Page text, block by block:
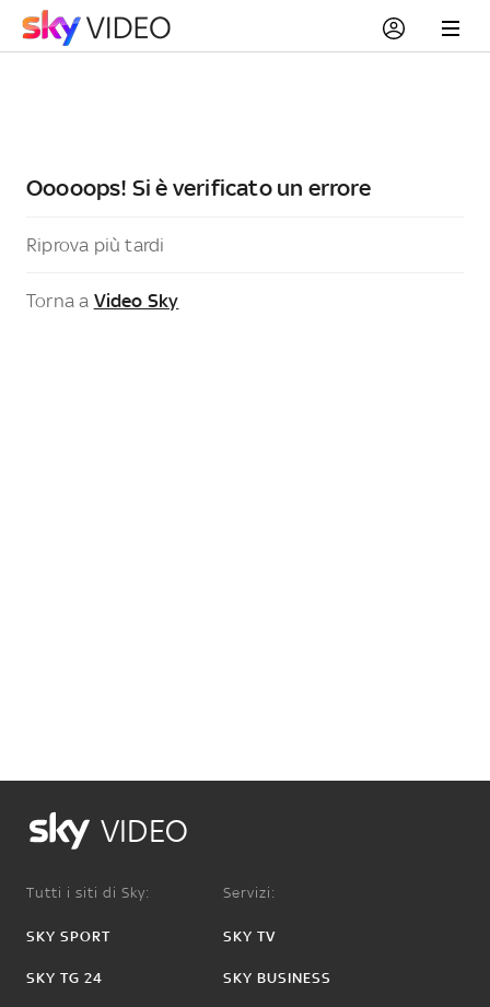
Ooooops! Si è verificato un errore
Riprova più tardi
Torna a Video Sky
VIDEO
Tutti i siti di Sky:
SKY SPORT
SKY TG 24
Servizi:
SKY TV
SKY BUSINESS